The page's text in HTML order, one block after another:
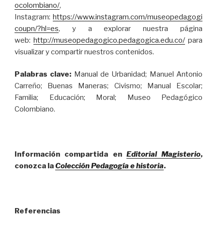
ocolombiano/,
Instagram: https://www.instagram.com/museopedagogi
coupn/?hl=es, y a explorar nuestra página
web: http://museopedagogico.pedagogica.edu.co/ para
visualizar y compartir nuestros contenidos.
Palabras clave: Manual de Urbanidad; Manuel Antonio
Carreño; Buenas Maneras; Civismo; Manual Escolar;
Familia; Educación; Moral; Museo Pedagógico
Colombiano.
Información compartida en Editorial Magisterio,
conozca laColección Pedagogía e historia.
Referencias